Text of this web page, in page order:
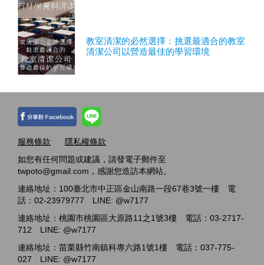
教室清潔的必然選擇：挑選最適合的教室
清潔公司以營造最佳的學習環境
服務條款
隱私權條款
如您有任何問題或建議，請發電子郵件至
twpoto@gmail.com，感謝您造訪本網站。
連絡地址：100臺北市中正區金山南路一段67巷3號一樓 電
話：02-23979777 LINE: @w7177
連絡地址：桃園市桃園區大原路11之1號3樓 電話：03-2717-
712 LINE: @w7177
連絡地址：苗栗縣竹南鎮科專六路1號1樓 電話：037-775-
027 LINE: @w7177